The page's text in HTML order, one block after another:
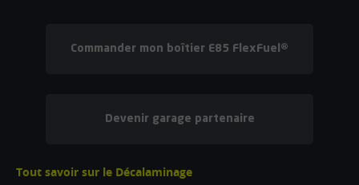
Commander mon boîtier E85 FlexFuel®
Devenir garage partenaire
Tout savoir sur le Décalaminage